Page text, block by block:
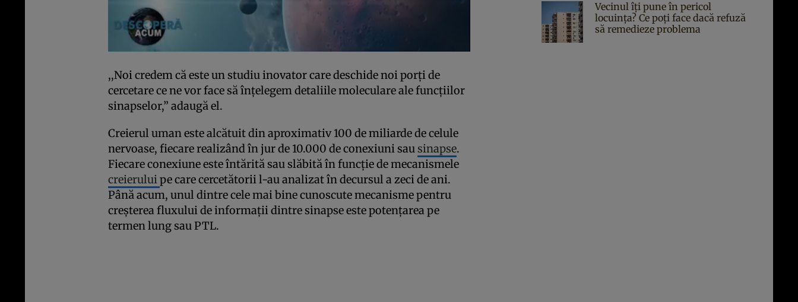
,,Noi credem că este un studiu inovator care deschide noi porţi de
cercetare ce ne vor face să înţelegem detaliile moleculare ale funcţiilor
sinapselor,” adaugă el.
Creierul uman este alcătuit din aproximativ 100 de miliarde de celule
nervoase, fiecare realizând în jur de 10.000 de conexiuni sau sinapse.
Fiecare conexiune este întărită sau slăbită în funcţie de mecanismele
creieruluipe care cercetătorii l-au analizat în decursul a zeci de ani.
Până acum, unul dintre cele mai bine cunoscute mecanisme pentru
creşterea fluxului de informaţii dintre sinapse este potenţarea pe
termen lung sau PTL.
Vecinul îți pune în pericol
locuința? Ce poți face dacă refuză
să remedieze problema